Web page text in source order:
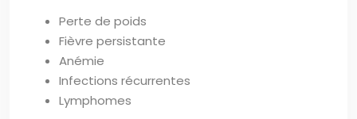
Perte de poids
Fièvre persistante
Anémie
Infections récurrentes
Lymphomes